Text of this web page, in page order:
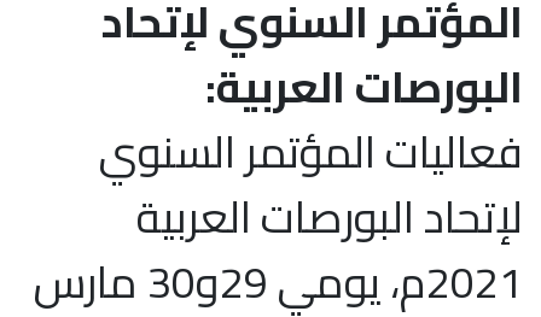
المؤتمر السنوي لإتحاد
البورصات العربية:
فعاليات المؤتمر السنوي
لإتحاد البورصات العربية
2021م، يومي 29و30 مارس